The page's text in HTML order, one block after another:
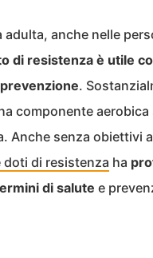
adulta, anche nelle
di resistenza è utile
.
componente
Anche senza obiettivi
doti di resistenza ha
di salute e